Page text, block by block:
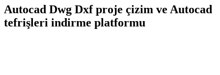
Autocad Dwg Dxf proje çizim ve Autocad
tefrişleri indirme platformu